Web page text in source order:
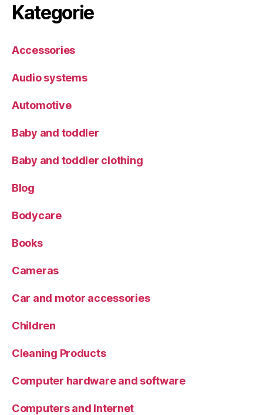
Kategorie
Accessories
Audio systems
Automotive
Baby and toddler
Baby and toddler clothing
Blog
Bodycare
Books
Cameras
Car and motor accessories
Children
Cleaning Products
Computer hardware and software
Computers and Internet